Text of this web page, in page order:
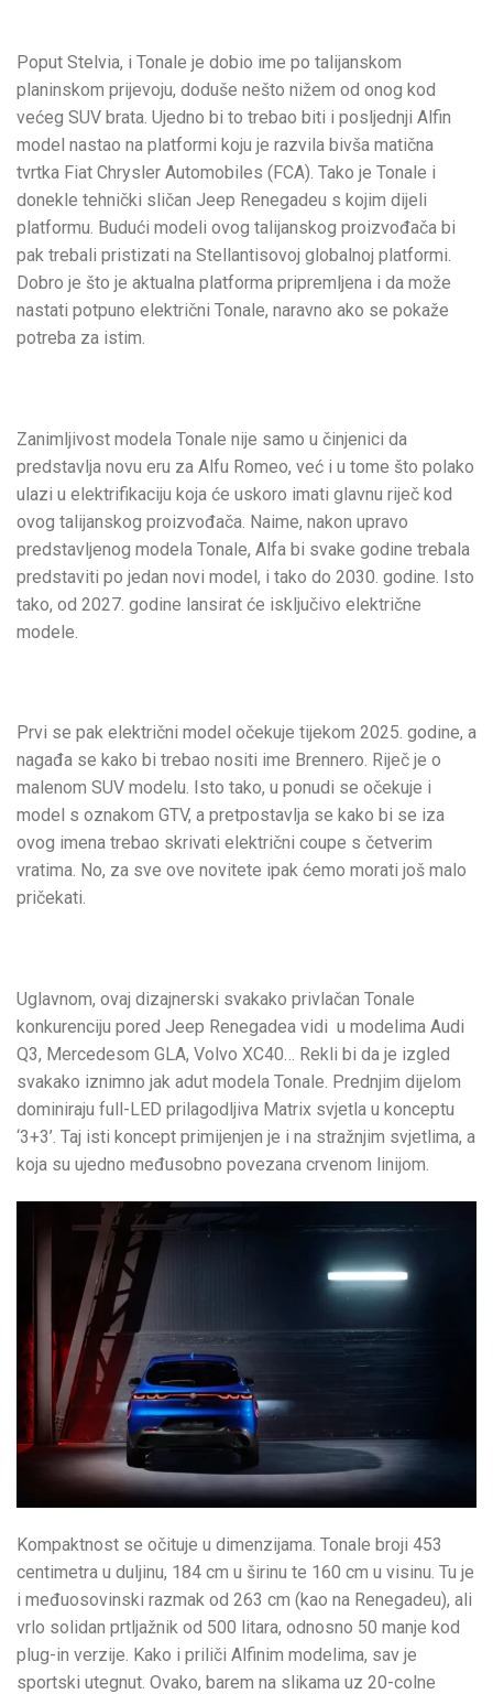
Poput Stelvia, i Tonale je dobio ime po talijanskom
planinskom prijevoju, doduše nešto nižem od onog kod
većeg SUV brata. Ujedno bi to trebao biti i posljednji Alfin
model nastao na platformi koju je razvila bivša matična
tvrtka Fiat Chrysler Automobiles (FCA). Tako je Tonale i
donekle tehnički sličan Jeep Renegadeu s kojim dijeli
platformu. Budući modeli ovog talijanskog proizvođača bi
pak trebali pristizati na Stellantisovoj globalnoj platformi.
Dobro je što je aktualna platforma pripremljena i da može
nastati potpuno električni Tonale, naravno ako se pokaže
potreba za istim.
Zanimljivost modela Tonale nije samo u činjenici da
predstavlja novu eru za Alfu Romeo, već i u tome što polako
ulazi u elektrifikaciju koja će uskoro imati glavnu riječ kod
ovog talijanskog proizvođača. Naime, nakon upravo
predstavljenog modela Tonale, Alfa bi svake godine trebala
predstaviti po jedan novi model, i tako do 2030. godine. Isto
tako, od 2027. godine lansirat će isključivo električne
modele.
Prvi se pak električni model očekuje tijekom 2025. godine, a
nagađa se kako bi trebao nositi ime Brennero. Riječ je o
malenom SUV modelu. Isto tako, u ponudi se očekuje i
model s oznakom GTV, a pretpostavlja se kako bi se iza
ovog imena trebao skrivati električni coupe s četverim
vratima. No, za sve ove novitete ipak ćemo morati još malo
pričekati.
Uglavnom, ovaj dizajnerski svakako privlačan Tonale
konkurenciju pored Jeep Renegadea vidi u modelima Audi
Q3, Mercedesom GLA, Volvo XC40… Rekli bi da je izgled
svakako iznimno jak adut modela Tonale. Prednjim dijelom
dominiraju full-LED prilagodljiva Matrix svjetla u konceptu
‘3+3’. Taj isti koncept primijenjen je i na stražnjim svjetlima, a
koja su ujedno međusobno povezana crvenom linijom.
Kompaktnost se očituje u dimenzijama. Tonale broji 453
centimetra u duljinu, 184 cm u širinu te 160 cm u visinu. Tu je
i međuosovinski razmak od 263 cm (kao na Renegadeu), ali
vrlo solidan prtljažnik od 500 litara, odnosno 50 manje kod
plug-in verzije. Kako i priliči Alfinim modelima, sav je
sportski utegnut. Ovako, barem na slikama uz 20-colne